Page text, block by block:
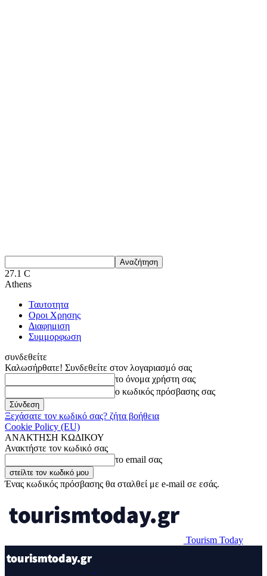
27.1 C
Athens
Ταυτοτητα
Οροι Χρησης
Διαφημιση
Συμμορφωση
συνδεθείτε
Καλωσήρθατε! Συνδεθείτε στον λογαριασμό σας
το όνομα χρήστη σας
ο κωδικός πρόσβασης σας
Ξεχάσατε τον κωδικό σας? ζήτα βοήθεια
Cookie Policy (EU)
ΑΝΑΚΤΗΣΗ ΚΩΔΙΚΟΥ
Ανακτήστε τον κωδικό σας
το email σας
Ένας κωδικός πρόσβασης θα σταλθεί με e-mail σε εσάς.
Tourism Today